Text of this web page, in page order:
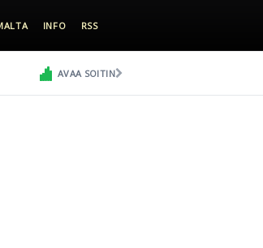
INFO RSS
AVAA SOITIN